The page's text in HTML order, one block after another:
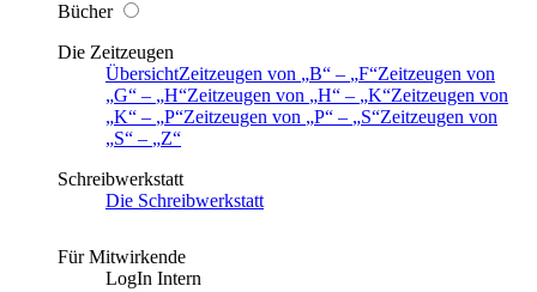
Bücher
Die Zeitzeugen
ÜbersichtZeitzeugen von B – F Zeitzeugen von
G
– H Zeitzeugen von H – K Zeitzeugen von
K
– P Zeitzeugen von P – S Zeitzeugen von
S
–
Z
Schreibwerkstatt
Die Schreibwerkstatt
Für Mitwirkende
LogIn Intern